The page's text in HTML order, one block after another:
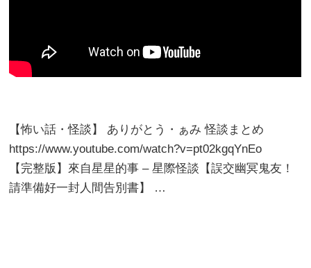
【怖い話・怪談】 ありがとう・ぁみ 怪談まとめ
https://www.youtube.com/watch?v=pt02kgqYnEo
【完整版】來自星星的事 – 星際怪談【誤交幽冥鬼友！
請準備好一封人間告別書】 …